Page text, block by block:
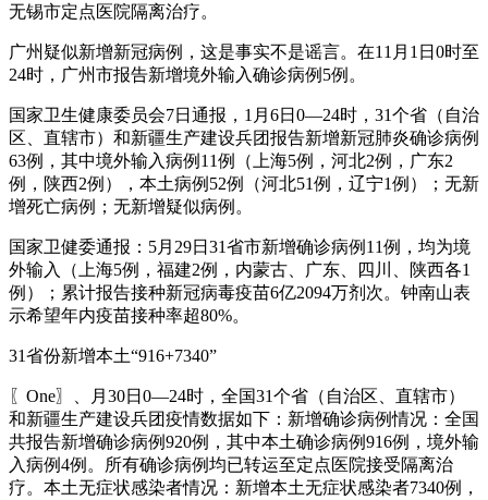
无锡市定点医院隔离治疗。
广州疑似新增新冠病例，这是事实不是谣言。在11月1日0时至
24时，广州市报告新增境外输入确诊病例5例。
国家卫生健康委员会7日通报，1月6日0—24时，31个省（自治
区、直辖市）和新疆生产建设兵团报告新增新冠肺炎确诊病例
63例，其中境外输入病例11例（上海5例，河北2例，广东2
例，陕西2例），本土病例52例（河北51例，辽宁1例）；无新
增死亡病例；无新增疑似病例。
国家卫健委通报：5月29日31省市新增确诊病例11例，均为境
外输入（上海5例，福建2例，内蒙古、广东、四川、陕西各1
例）；累计报告接种新冠病毒疫苗6亿2094万剂次。钟南山表
示希望年内疫苗接种率超80%。
31省份新增本土“916+7340”
〖One〗、月30日0—24时，全国31个省（自治区、直辖市）
和新疆生产建设兵团疫情数据如下：新增确诊病例情况：全国
共报告新增确诊病例920例，其中本土确诊病例916例，境外输
入病例4例。所有确诊病例均已转运至定点医院接受隔离治
疗。本土无症状感染者情况：新增本土无症状感染者7340例，